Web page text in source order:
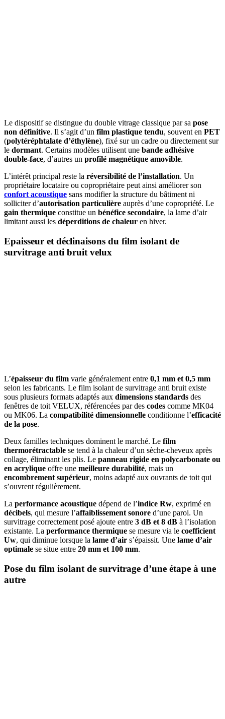
Le dispositif se distingue du double vitrage classique par sa pose
non définitive. Il s’agit d’un film plastique tendu, souvent en PET
(polytéréphtalate d’éthylène), fixé sur un cadre ou directement sur
le dormant. Certains modèles utilisent une bande adhésive
double-face, d’autres un profilé magnétique amovible.
L’intérêt principal reste la réversibilité de l’installation. Un
propriétaire locataire ou copropriétaire peut ainsi améliorer son
confort acoustique sans modifier la structure du bâtiment ni
solliciter d’autorisation particulière auprès d’une copropriété. Le
gain thermique constitue un bénéfice secondaire, la lame d’air
limitant aussi les déperditions de chaleur en hiver.
Epaisseur et déclinaisons du film isolant de
survitrage anti bruit velux
L’épaisseur du film varie généralement entre 0,1 mm et 0,5 mm
selon les fabricants. Le film isolant de survitrage anti bruit existe
sous plusieurs formats adaptés aux dimensions standards des
fenêtres de toit VELUX, référencées par des codes comme MK04
ou MK06. La compatibilité dimensionnelle conditionne l’efficacité
de la pose.
Deux familles techniques dominent le marché. Le film
thermorétractable se tend à la chaleur d’un sèche-cheveux après
collage, éliminant les plis. Le panneau rigide en polycarbonate ou
en acrylique offre une meilleure durabilité, mais un
encombrement supérieur, moins adapté aux ouvrants de toit qui
s’ouvrent régulièrement.
La performance acoustique dépend de l’indice Rw, exprimé en
décibels, qui mesure l’affaiblissement sonore d’une paroi. Un
survitrage correctement posé ajoute entre 3 dB et 8 dB à l’isolation
existante. La performance thermique se mesure via le coefficient
Uw, qui diminue lorsque la lame d’air s’épaissit. Une lame d’air
optimale se situe entre 20 mm et 100 mm.
Pose du film isolant de survitrage d’une étape à une
autre